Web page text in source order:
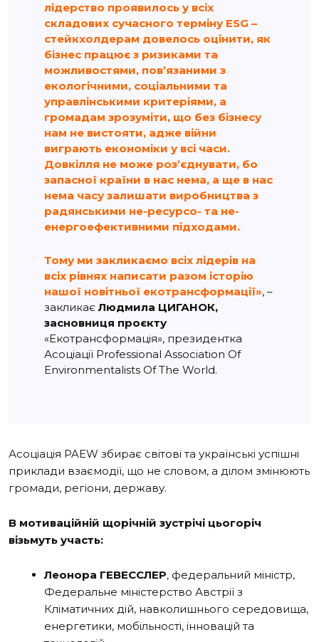
лідерство проявилось у всіх
складових сучасного терміну ESG –
стейкхолдерам довелось оцінити, як
бізнес працює з ризиками та
можливостями, пов’язаними з
екологічними, соціальними та
управлінськими критеріями, а
громадам зрозуміти, що без бізнесу
нам не вистояти, адже війни
виграють економіки у всі часи.
Довкілля не може розʼєднувати, бо
запасної країни в нас нема, а ще в нас
нема часу залишати виробництва з
радянськими не-ресурсо- та не-
енергоефективними підходами.
Тому ми закликаємо всіх лідерів на
всіх рівнях написати разом історію
нашої новітньої екотрансформації», –
закликаєЛюдмила ЦИГАНОК,
засновниця проєкту
«Екотрансформація», президентка
Асоціації Professional Association Of
Environmentalists Of The World.
Асоціація PAEW збирає світові та українські успішні
приклади взаємодії, що не словом, а ділом змінюють
громади, регіони, державу.
В мотиваційній щорічній зустрічі цьогоріч
візьмуть участь:
Леонора ГЕВЕССЛЕР, федеральний міністр,
Федеральне міністерство Австрії з
Кліматичних дій, навколишнього середовища,
енергетики, мобільності, інновацій та